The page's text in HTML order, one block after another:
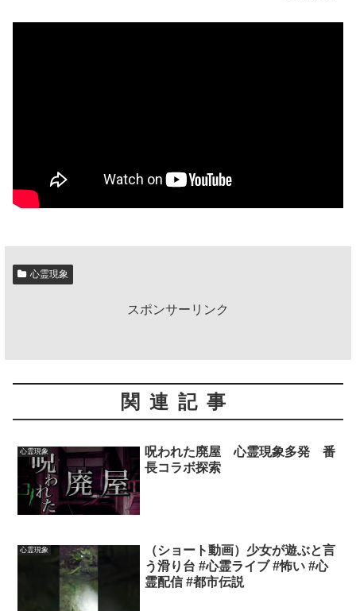
心霊現象
スポンサーリンク
関連記事
心霊現象
呪われた廃屋 心霊現象多発 番
長コラボ探索
心霊現象
（ショート動画）少女が遊ぶと言
う滑り台 #心霊ライブ #怖い #心
霊配信 #都市伝説